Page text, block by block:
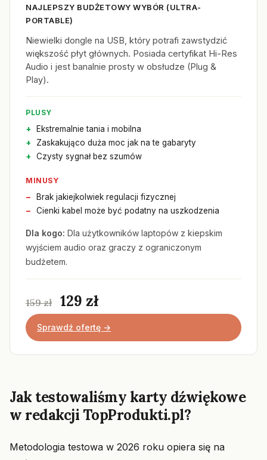
NAJLEPSZY BUDŻETOWY WYBÓR (ULTRA-
PORTABLE)
Niewielki dongle na USB, który potrafi zawstydzić
większość płyt głównych. Posiada certyfikat Hi-Res
Audio i jest banalnie prosty w obsłudze (Plug &
Play).
PLUSY
Ekstremalnie tania i mobilna
Zaskakująco duża moc jak na te gabaryty
Czysty sygnał bez szumów
MINUSY
Brak jakiejkolwiek regulacji fizycznej
Cienki kabel może być podatny na uszkodzenia
Dla kogo: Dla użytkowników laptopów z kiepskim
wyjściem audio oraz graczy z ograniczonym
budżetem.
159 zł 129 zł
Sprawdź ofertę →
Jak testowaliśmy karty dźwiękowe
w redakcji TopProdukti.pl?
Metodologia testowa w 2026 roku opiera się na